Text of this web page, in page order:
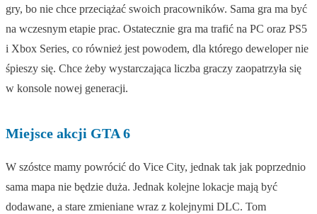
gry, bo nie chce przeciążać swoich pracowników. Sama gra ma być
na wczesnym etapie prac. Ostatecznie gra ma trafić na PC oraz PS5
i Xbox Series, co również jest powodem, dla którego deweloper nie
śpieszy się. Chce żeby wystarczająca liczba graczy zaopatrzyła się
w konsole nowej generacji.
Miejsce akcji GTA 6
W szóstce mamy powrócić do Vice City, jednak tak jak poprzednio
sama mapa nie będzie duża. Jednak kolejne lokacje mają być
dodawane, a stare zmieniane wraz z kolejnymi DLC. Tom